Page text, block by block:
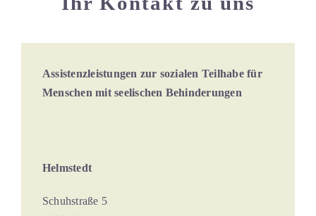
Assistenzleistungen zur sozialen Teilhabe für
Menschen mit seelischen Behinderungen
Helmstedt
Schuhstraße 5